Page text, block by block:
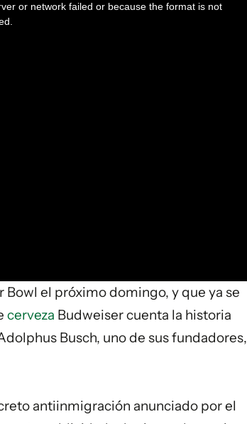
or network failed or because the format is not
Bowl el próximo domingo, y que ya se
cerveza Budweiser cuenta la historia
Busch, uno de sus fundadores,
antiinmigración anunciado por el